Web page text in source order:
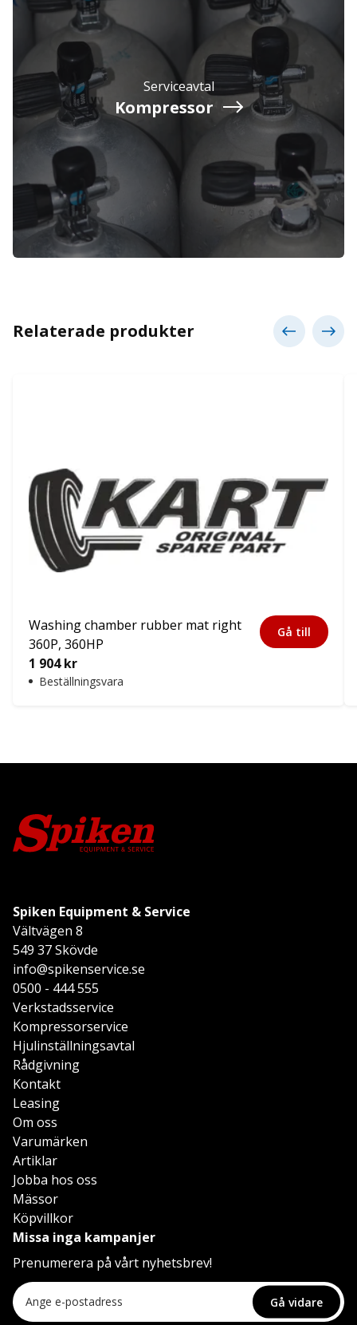
Företag Exkl. moms
Privatperson Inkl. moms
Serviceavtal
Kompressor
Relaterade produkter
Washing chamber rubber mat right
360P, 360HP
1 904kr
Beställningsvara
Gå till
Spiken Equipment & Service
Vältvägen 8
549 37 Skövde
info@spikenservice.se
0500 - 444 555
Verkstadsservice
Kompressorservice
Hjulinställningsavtal
Rådgivning
Kontakt
Leasing
Om oss
Varumärken
Artiklar
Jobba hos oss
Mässor
Köpvillkor
Missa inga kampanjer
Prenumerera på vårt nyhetsbrev!
Gå vidare